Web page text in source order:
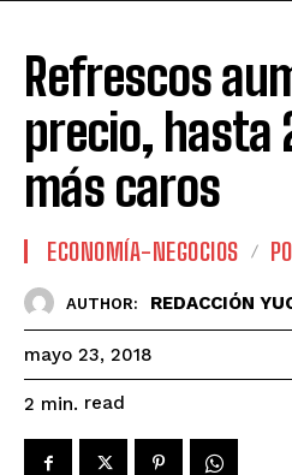
Refrescos
precio, hasta
más caros
ECONOMÍA-NEGOCIOS
AUTHOR: REDACCIÓN
mayo 23, 2018
2 min. read